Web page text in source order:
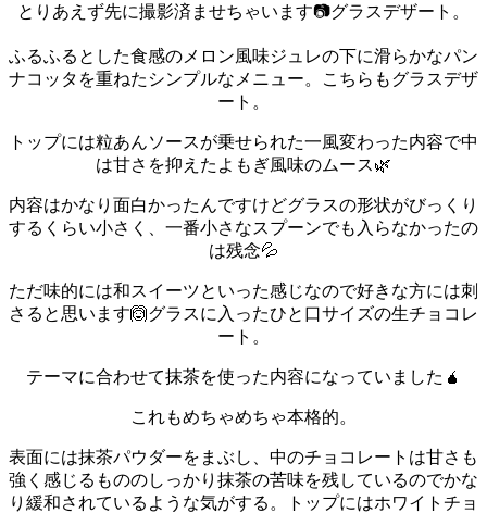
とりあえず先に撮影済ませちゃいます📷️グラスデザート。
ふるふるとした食感のメロン風味ジュレの下に滑らかなパン
ナコッタを重ねたシンプルなメニュー。
こちらもグラスデザ
ート。
トップには粒あんソースが乗せられた一風変わった内容で中
は甘さを抑えたよもぎ風味のムース🌿
内容はかなり面白かったんですけどグラスの形状がびっくり
するくらい小さく、一番小さなスプーンでも入らなかったの
は残念💦
ただ味的には和スイーツといった感じなので好きな方には刺
さると思います🙆グラスに入ったひと口サイズの生チョコレ
ート。
テーマに合わせて抹茶を使った内容になっていました🧉
これもめちゃめちゃ本格的。
表面には抹茶パウダーをまぶし、中のチョコレートは甘さも
強く感じるもののしっかり抹茶の苦味を残しているのでかな
り緩和されているような気がする。
トップにはホワイトチョ